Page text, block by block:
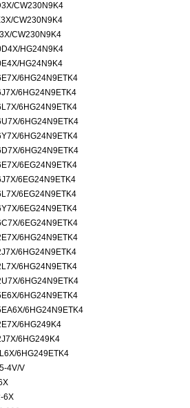
CW230N9K4
CW230N9K4
CW230N9K4
HG24N9K4
HG24N9K4
6HG24N9ETK4
6HG24N9ETK4
6HG24N9ETK4
6HG24N9ETK4
6HG24N9ETK4
6HG24N9ETK4
6EG24N9ETK4
6EG24N9ETK4
6EG24N9ETK4
6EG24N9ETK4
6EG24N9ETK4
6HG24N9ETK4
6HG24N9ETK4
6HG24N9ETK4
6HG24N9ETK4
6HG24N9ETK4
6HG24N9ETK4
6HG249K4
6HG249K4
6HG249ETK4
4V/V
6X